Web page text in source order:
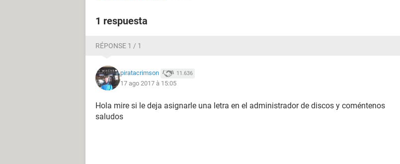
1 respuesta
RÉPONSE 1 / 1
piratacrimson 11.636
17 ago 2017 à 15:05
Hola mire si le deja asignarle una letra en el administrador de discos y coméntenos
saludos